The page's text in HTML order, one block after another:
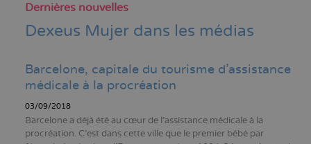
Dernières nouvelles
Dexeus Mujer dans les médias
Barcelone, capitale du tourisme d’assistance
médicale à la procréation
03/09/2018
Barcelone a déjà été au cœur de l’assistance médicale à la
procréation. C’est dans cette ville que le premier bébé par